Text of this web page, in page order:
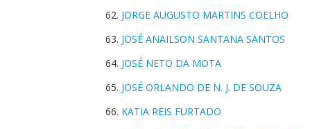
JORGE AUGUSTO MARTINS COELHO
JOSÉ ANAILSON SANTANA SANTOS
JOSÉ NETO DA MOTA
JOSÉ ORLANDO DE N. J. DE SOUZA
KATIA REIS FURTADO